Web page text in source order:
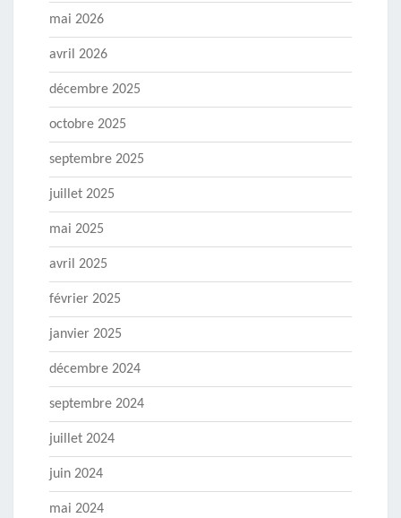
mai 2026
avril 2026
décembre 2025
octobre 2025
septembre 2025
juillet 2025
mai 2025
avril 2025
février 2025
janvier 2025
décembre 2024
septembre 2024
juillet 2024
juin 2024
mai 2024